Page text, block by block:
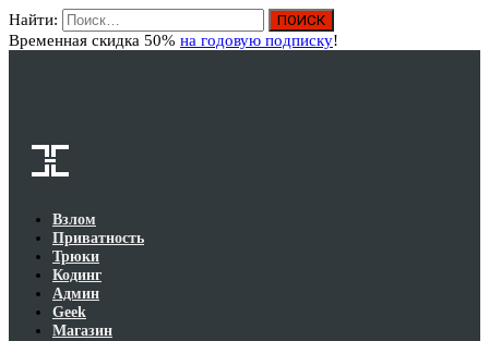
Найти:
Временная скидка 50% на годовую подписку!
Взлом
Приватность
Трюки
Кодинг
Админ
Geek
Магазин